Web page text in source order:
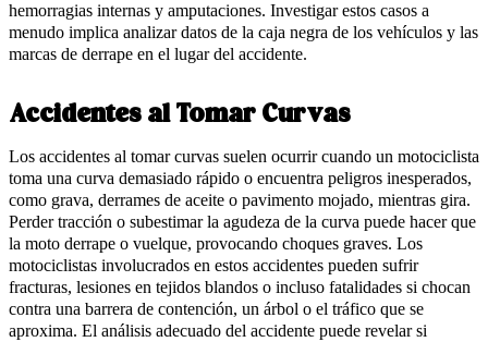
hemorragias internas y amputaciones. Investigar estos casos a
menudo implica analizar datos de la caja negra de los vehículos y las
marcas de derrape en el lugar del accidente.
Accidentes al Tomar Curvas
Los accidentes al tomar curvas suelen ocurrir cuando un motociclista
toma una curva demasiado rápido o encuentra peligros inesperados,
como grava, derrames de aceite o pavimento mojado, mientras gira.
Perder tracción o subestimar la agudeza de la curva puede hacer que
la moto derrape o vuelque, provocando choques graves. Los
motociclistas involucrados en estos accidentes pueden sufrir
fracturas, lesiones en tejidos blandos o incluso fatalidades si chocan
contra una barrera de contención, un árbol o el tráfico que se
aproxima. El análisis adecuado del accidente puede revelar si